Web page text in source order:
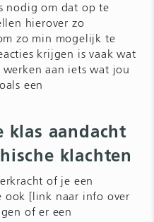
nodig om dat op te
hierover zo
zo min mogelijk te
krijgen is vaak wat
aan iets wat jou
een
klas aandacht
klachten
of je een
ook [link naar info over
of er een